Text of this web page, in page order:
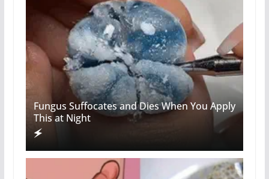
Fungus Suffocates and Dies When You Apply
This at Night